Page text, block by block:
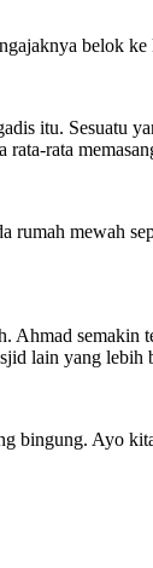
belok ke
itu.
rata
mewah
lain yang lebih
bingung. Ayo